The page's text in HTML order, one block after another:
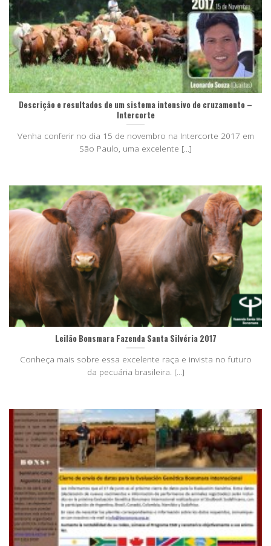
Descrição e resultados de um sistema intensivo de cruzamento –
Intercorte
Venha conferir no dia 15 de novembro na Intercorte 2017 em
São Paulo, uma excelente [...]
Leilão Bonsmara Fazenda Santa Silvéria 2017
Conheça mais sobre essa excelente raça e invista no futuro
da pecuária brasileira. [...]